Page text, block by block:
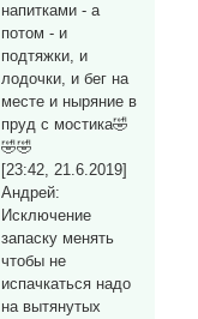
напитками - а
потом - и
подтяжки, и
лодочки, и бег на
месте и ныряние в
пруд с мостика🤣
🤣🤣
[23:42, 21.6.2019]
Андрей:
Исключение
запаску менять
чтобы не
испачкаться надо
на вытянутых